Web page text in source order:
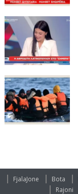
FjalaJone Bota
Rajoni